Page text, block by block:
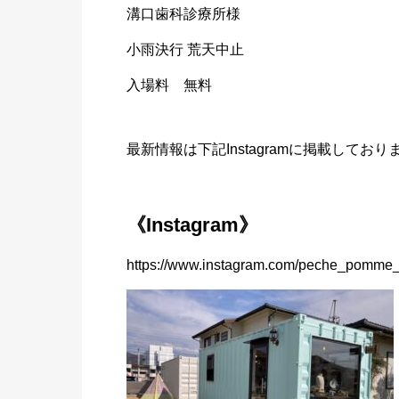
溝口歯科診療所様
小雨決行 荒天中止
入場料 無料
最新情報は下記Instagramに掲載しており
《Instagram》
https://www.instagram.com/